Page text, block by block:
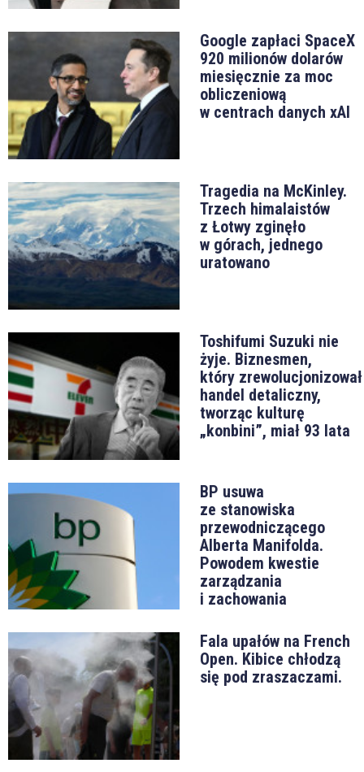
Google zapłaci SpaceX
920 milionów dolarów
miesięcznie za moc
obliczeniową
w centrach danych xAI
Tragedia na McKinley.
Trzech himalaistów
z Łotwy zginęło
w górach, jednego
uratowano
Toshifumi Suzuki nie
żyje. Biznesmen,
który zrewolucjonizował
handel detaliczny,
tworząc kulturę
„konbini”, miał 93 lata
BP usuwa
ze stanowiska
przewodniczącego
Alberta Manifolda.
Powodem kwestie
zarządzania
i zachowania
Fala upałów na French
Open. Kibice chłodzą
się pod zraszaczami.